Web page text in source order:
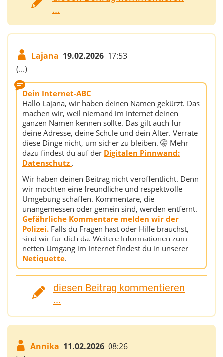
...
Lajana 19.02.2026 17:53
(...)
Dein Internet-ABC
Hallo Lajana, wir haben deinen Namen gekürzt. Das
machen wir, weil niemand im Internet deinen
ganzen Namen kennen sollte. Das gilt auch für
deine Adresse, deine Schule und dein Alter. Verrate
diese Dinge nicht, um sicher zu bleiben. 🤫 Mehr
dazu findest du auf der Digitalen Pinnwand:
Datenschutz .
Wir haben deinen Beitrag nicht veröffentlicht. Denn
wir möchten eine freundliche und respektvolle
Umgebung schaffen. Kommentare, die
unangemessen oder gemein sind, werden entfernt.
Gefährliche Kommentare melden wir der
Polizei. Falls du Fragen hast oder Hilfe brauchst,
sind wir für dich da. Weitere Informationen zum
netten Umgang im Internet findest du in unserer
Netiquette.
diesen Beitrag kommentieren
...
Annika 11.02.2026 08:26